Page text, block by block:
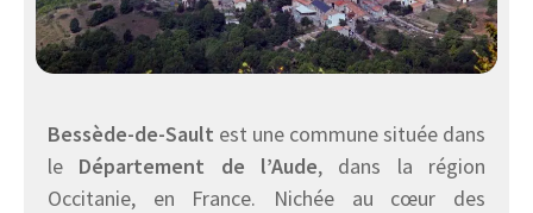
Bessède-de-Sault est une commune située dans
le Département de l’Aude, dans la région
Occitanie, en France. Nichée au cœur des